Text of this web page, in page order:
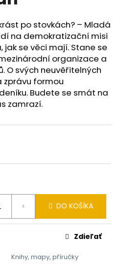
po stovkách? – Mladá
na demokratizační misi
jak se věci mají. Stane se
organizace a
O svých neuvěřitelných
zprávu formou
Budete se smát na
zamrazí.
DO KOŠÍKA
Knihy, mapy, příručky
Zdieľať